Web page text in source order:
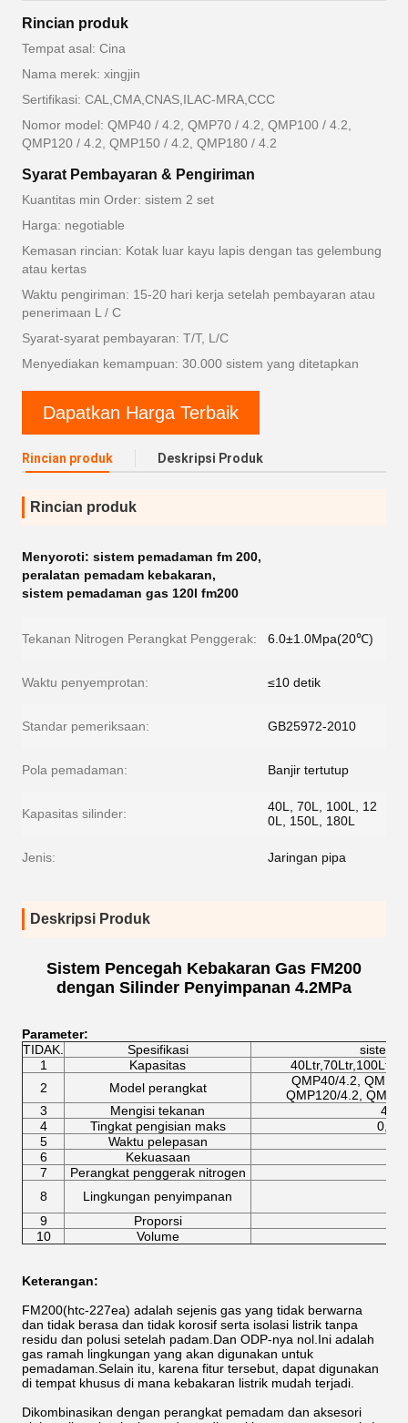
Rincian produk
Tempat asal: Cina
Nama merek: xingjin
Sertifikasi: CAL,CMA,CNAS,ILAC-MRA,CCC
Nomor model: QMP40 / 4.2, QMP70 / 4.2, QMP100 / 4.2,
QMP120 / 4.2, QMP150 / 4.2, QMP180 / 4.2
Syarat Pembayaran & Pengiriman
Kuantitas min Order: sistem 2 set
Harga: negotiable
Kemasan rincian: Kotak luar kayu lapis dengan tas gelembung
atau kertas
Waktu pengiriman: 15-20 hari kerja setelah pembayaran atau
penerimaan L / C
Syarat-syarat pembayaran: T/T, L/C
Menyediakan kemampuan: 30.000 sistem yang ditetapkan
Dapatkan Harga Terbaik
Rincian produk Deskripsi Produk
Rincian produk
Menyoroti: sistem pemadaman fm 200,
peralatan pemadam kebakaran,
sistem pemadaman gas 120l fm200
Tekanan Nitrogen Perangkat Penggerak: 6.0±1.0Mpa(20℃)
Waktu penyemprotan: ≤10 detik
Standar pemeriksaan: GB25972-2010
Pola pemadaman: Banjir tertutup
Kapasitas silinder:
40L, 70L, 100L, 12
0L, 150L, ​​180L
Jenis: Jaringan pipa
Deskripsi Produk
Sistem Pencegah Kebakaran Gas FM200
dengan Silinder Penyimpanan 4.2MPa
Parameter:
TIDAK.
Spesifikasi
sistem
1
Kapasitas
2
Model perangkat
QMP40/4.2,
QMP120/4.2,
3
Mengisi tekanan
4
Tingkat pengisian maks
5
Waktu pelepasan
6
Kekuasaan
7
Perangkat penggerak nitrogen
8
Lingkungan penyimpanan
9
Proporsi
10
Volume
Keterangan:
FM200(htc-227ea) adalah sejenis gas yang tidak berwarna
dan tidak berasa dan tidak korosif serta isolasi listrik tanpa
residu dan polusi setelah padam.Dan ODP-nya nol.Ini adalah
gas ramah lingkungan yang akan digunakan untuk
pemadaman.Selain itu, karena fitur tersebut, dapat digunakan
di tempat khusus di mana kebakaran listrik mudah terjadi.
Dikombinasikan dengan perangkat pemadam dan aksesori